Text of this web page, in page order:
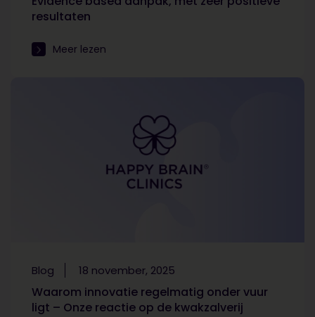
resultaten
Meer lezen
Blog 18 november, 2025
Waarom innovatie regelmatig onder vuur
ligt – Onze reactie op de kwakzalverij